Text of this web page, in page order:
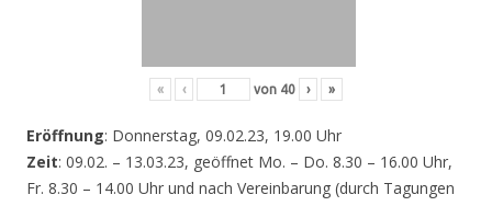
« ‹ von 40 › »
Eröffnung: Donnerstag, 09.02.23, 19.00 Uhr
Zeit: 09.02. – 13.03.23, geöffnet Mo. – Do. 8.30 – 16.00 Uhr,
Fr. 8.30 – 14.00 Uhr und nach Vereinbarung (durch Tagungen